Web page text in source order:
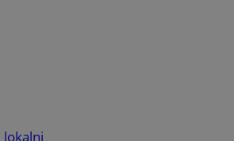
lokalni